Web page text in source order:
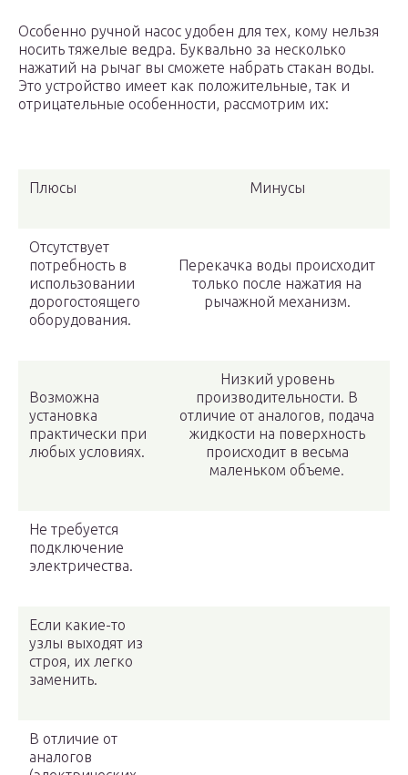
Особенно ручной насос удобен для тех, кому нельзя
носить тяжелые ведра. Буквально за несколько
нажатий на рычаг вы сможете набрать стакан воды.
Это устройство имеет как положительные, так и
отрицательные особенности, рассмотрим их:
Плюсы Минусы
Отсутствует
потребность в
использовании
дорогостоящего
оборудования.
Перекачка воды происходит
только после нажатия на
рычажной механизм.
Возможна
установка
практически при
любых условиях.
Низкий уровень
производительности. В
отличие от аналогов, подача
жидкости на поверхность
происходит в весьма
маленьком объеме.
Не требуется
подключение
электричества.
Если какие-то
узлы выходят из
строя, их легко
заменить.
В отличие от
аналогов